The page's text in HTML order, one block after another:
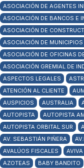
ASOCIACIÓN DE AGENTES
ASOCIACIÓN DE BANCOS E
ASOCIACIÓN DE
ASOCIACIÓN DE MUNICIPIOS
ASOCIACIÓN DE OFICINAS
ASOCIACIÓN GREMIAL DE
ASPECTOS LEGALES
ATENCIÓN AL CLIENTE
AUSPICIOS
AUSTRALIA
AUTOPISTA
AUTOPISTA
AUTOPISTA ORBITAL SUR
AV. SEBASTIÁN PIÑERA
AVALÚOS FISCALES
AZOTEAS
BABY BANDITO